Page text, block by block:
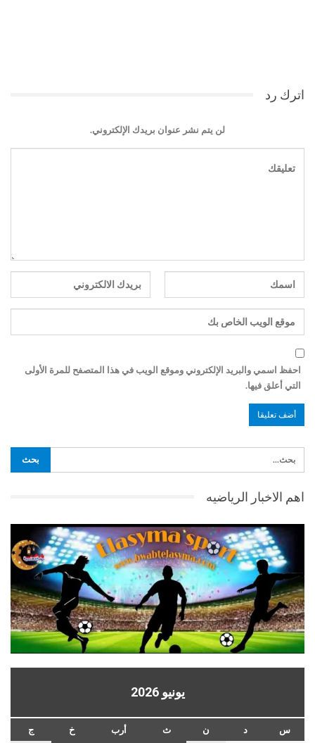
اترك رد
لن يتم نشر عنوان بريدك الإلكتروني.
احفظ اسمي والبريد الإلكتروني وموقع الويب في هذا المتصفح للمرة الأولى
التي أعلق فيها.
اهم الاخبار الرياضيه
يونيو 2026
س د ن ث أرب خ
ج